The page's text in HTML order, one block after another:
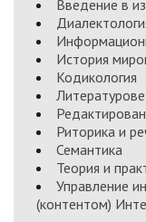
Введение в
История
Кодикология
Риторика и
Семантика
Теория и
Управление
(контентом)